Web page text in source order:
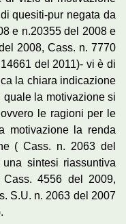
quesiti-pur negata da
e n.20355 del 2008 e
2008, Cass. n. 7770
del 2011)- vi è di
la chiara indicazione
la motivazione si
le ragioni per le
motivazione la renda
( Cass. n. 2063 del
sintesi riassuntiva
4556 del 2009,
S.U. n. 2063 del 2007